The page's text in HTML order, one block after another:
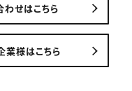
せはこちら
業様はこちら